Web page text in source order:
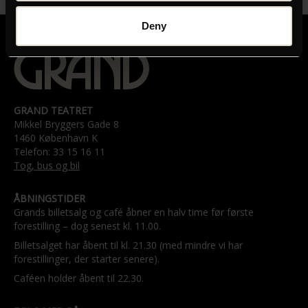
Deny
GRAND TEATRET
Mikkel Bryggers Gade 8
1460 København K
Telefon: 33 15 16 11
Tog, bus og bil
ÅBNINGSTIDER
Grands billetsalg og café åbner en halv time før første
forestilling – dog senest kl. 11.00.
Billetsalget har åbent til kl. 21.30 (med mindre vi har
forestillinger, der starter senere).
Caféen holder åbent til 22.30.